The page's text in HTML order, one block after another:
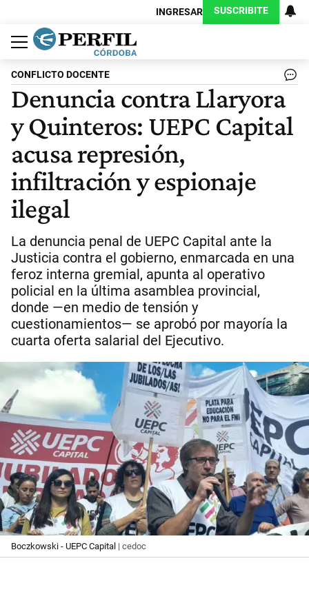
INGRESAR SUSCRIBITE
Política
Economía
Judiciales
Sociedad
Cultura
Espectáculos
Deportes
Protagonistas
CONFLICTO DOCENTE
Denuncia contra Llaryora
y Quinteros: UEPC Capital
acusa represión,
infiltración y espionaje
ilegal
La denuncia penal de UEPC Capital ante la
Justicia contra el gobierno, enmarcada en una
feroz interna gremial, apunta al operativo
policial en la última asamblea provincial,
donde —en medio de tensión y
cuestionamientos— se aprobó por mayoría la
cuarta oferta salarial del Ejecutivo.
Boczkowski - UEPC Capital | cedoc